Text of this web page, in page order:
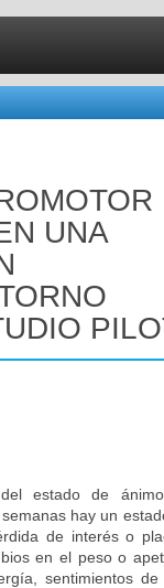
UNA
estado de
hay un
de interés o
en el peso o
sentimientos de